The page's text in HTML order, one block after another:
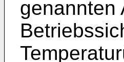
genannten